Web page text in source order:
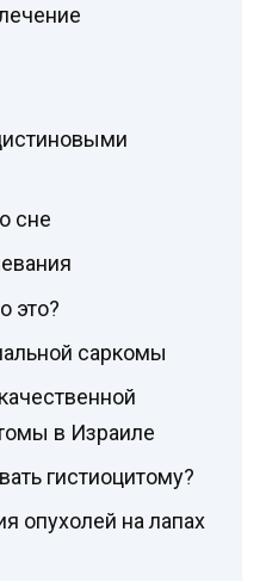
сне
это?
саркомы
в Израиле
гистиоцитому?
опухолей на лапах